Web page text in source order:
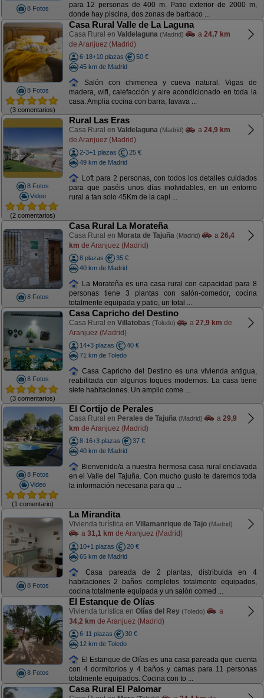
8 Fotos
para 12 personas de 400 m. Patio exterior de 2000 m,
donde hay piscina, dos zonas de barbaco ...
8 Fotos
(3 comentarios)
Casa Rural Valle de La Laguna
Casa Rural en Valdelaguna (Madrid) a 24,7 km
de Aranjuez (Madrid)
6-18+10 plazas
50 €
45 km de Madrid
Salón con chimenea y cueva natural. Vigas de
madera, wifi, calefacción y aire acondicionado en toda la
casa. Amplia cocina con barra, lavava ...
8 Fotos
Video
(2 comentarios)
Rural Las Eras
Casa Rural en Valdelaguna (Madrid) a 24,9 km
de Aranjuez (Madrid)
2-3+1 plazas
25 €
49 km de Madrid
Loft para 2 personas, con todos los detalles cuidados
para que paséis unos días inolvidables, en un entorno
rural a tan solo 45Km de la capi ...
8 Fotos
Casa Rural La Morateña
Casa Rural en Morata de Tajuña (Madrid) a 26,4
km de Aranjuez (Madrid)
8 plazas
35 €
40 km de Madrid
La Morateña es una casa rural con capacidad para 8
personas tiene 3 plantas con salón-comedor, cocina
totalmente equipada y patio, un total ...
8 Fotos
(3 comentarios)
Casa Capricho del Destino
Casa Rural en Villatobas (Toledo) a 27,9 km de
Aranjuez (Madrid)
14+3 plazas
40 €
71 km de Toledo
Casa Capricho del Destino es una vivienda antigua,
reabilitada con algunos toques modernos. La casa tiene
siete habitaciones. Un amplio come ...
8 Fotos
Video
(1 comentario)
El Cortijo de Perales
Casa Rural en Perales de Tajuña (Madrid) a 29,9
km de Aranjuez (Madrid)
8-16+3 plazas
37 €
40 km de Madrid
Bienvenido/a a nuestra hermosa casa rural enclavada
en el Valle del Tajuña. Con mucho gusto te daremos toda
la información necesaria para qu ...
8 Fotos
La Mirandita
Vivienda turística en Villamanrique de Tajo (Madrid)
a 31,1 km de Aranjuez (Madrid)
10+1 plazas
20 €
65 km de Madrid
Casa pareada de 2 plantas, distribuida en 4
habitaciones 2 baños completos totalmente equipados,
cocina totalmente equipada y un salón comed ...
8 Fotos
El Estanque de Olías
Vivienda turística en Olías del Rey (Toledo)
a
34,2 km de Aranjuez (Madrid)
6-11 plazas
30 €
12 km de Toledo
El Estanque de Olías es una casa pareada que cuenta
con 4 dormitorios y 4 baños y camas para 11 personas
totalmente equipados. Cocina con to ...
Casa Rural El Palomar